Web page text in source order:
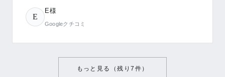
E
E様
Googleクチコミ
もっと見る（残り7 件）